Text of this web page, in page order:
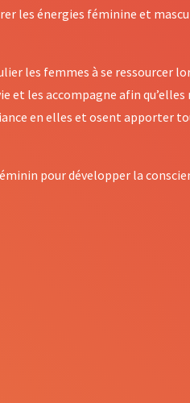
les énergies féminine et
les femmes à se ressourcer
et les accompagne afin
en elles et osent apporter
pour développer la